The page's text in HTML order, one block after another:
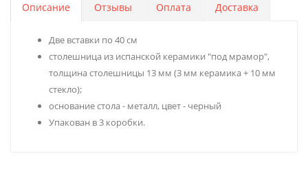
Описание Отзывы Оплата Доставка
Две вставки по 40 см
столешница из испанской керамики "под мрамор",
толщина столешницы 13 мм (3 мм керамика + 10 мм
стекло);
основание стола - металл, цвет - черный
Упакован в 3 коробки.